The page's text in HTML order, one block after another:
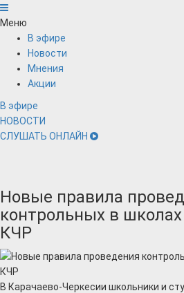
Меню
В эфире
Новости
Мнения
Акции
В эфире
НОВОСТИ
СЛУШАТЬ ОНЛАЙН
Новые правила
контрольных в
КЧР
В Карачаево-Черкесии школьники и